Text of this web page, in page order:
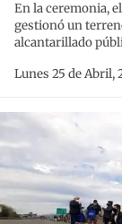
En la ceremonia,
gestionó un
alcantarillado
Lunes 25 de Abril,